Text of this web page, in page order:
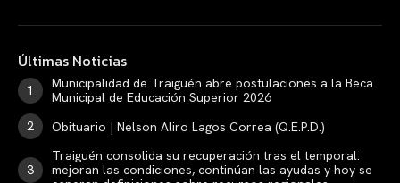
Últimas Noticias
Municipalidad de Traiguén abre postulaciones a la Beca
Municipal de Educación Superior 2026
Obituario | Nelson Aliro Lagos Correa (Q.E.P.D.)
Traiguén consolida su recuperación tras el temporal:
mejoran las condiciones, continúan las ayudas y hoy se